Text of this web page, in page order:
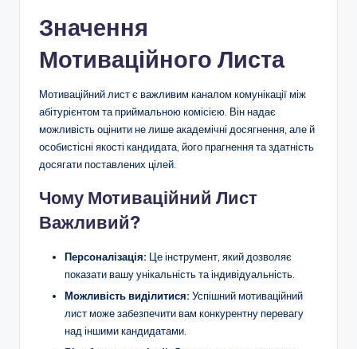
Значення
Мотиваційного Листа
Мотиваційний лист є важливим каналом комунікації між
абітурієнтом та приймальною комісією. Він надає
можливість оцінити не лише академічні досягнення, але й
особистісні якості кандидата, його прагнення та здатність
досягати поставлених цілей.
Чому Мотиваційний Лист
Важливий?
Персоналізація: Це інструмент, який дозволяє
показати вашу унікальність та індивідуальність.
Можливість виділитися: Успішний мотиваційний
лист може забезпечити вам конкурентну перевагу
над іншими кандидатами.